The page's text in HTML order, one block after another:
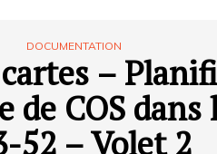
DOCUMENTATION
–
de COS dans
52 – Volet 2